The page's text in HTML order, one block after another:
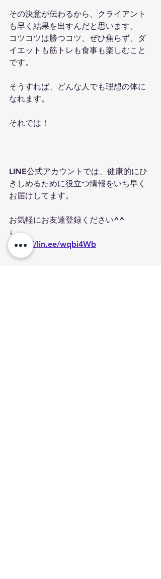
その決意が伝わるから、クライアント
も早く結果を出すんだと思います。
コツコツは勝つコツ、ぜひ焦らず、ダ
イエットも筋トレも食事も楽しむこと
です。
そうすれば、どんな人でも理想の体に
なれます。
それでは！
LINE公式アカウントでは、健康的にひ
きしめるために役立つ情報をいち早く
お届けしてます。
お気軽にお友達登録ください^^
↓
https://lin.ee/wqbi4Wb